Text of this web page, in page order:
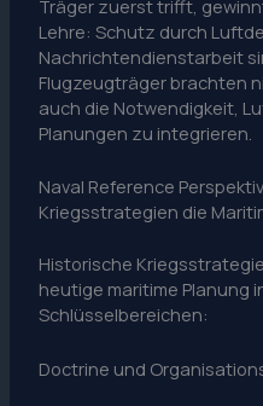
Träger zuerst trifft,
Lehre: Schutz durch
Nachrichtendienstarbeit
Flugzeugträger brachten
auch die Notwendigkeit,
Planungen zu integrieren.
Naval Reference
Kriegsstrategien die
Historische
heutige maritime Planung
Schlüsselbereichen:
Doctrine und